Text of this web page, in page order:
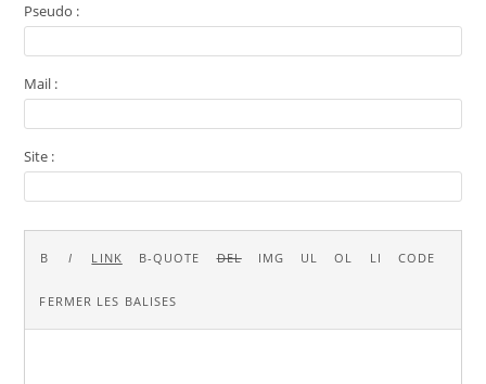
Pseudo :
Mail :
Site :